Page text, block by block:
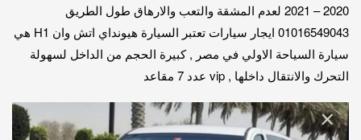
2020 – 2021 لعدم المشقة والتعب والارهاق طول الطريق
01016549043 ايجار سيارات تعتبر السيارة هيونداي اتش وان H1 هي
سيارة السياحة الاولي في مصر , كبيرة الحجم من الداخل لسهولة
التحرك والانتقال داخلها , vip عدد 7 مقاعد